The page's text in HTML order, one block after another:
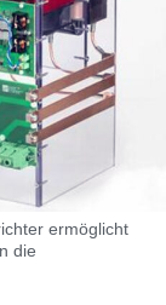
ermöglicht
die